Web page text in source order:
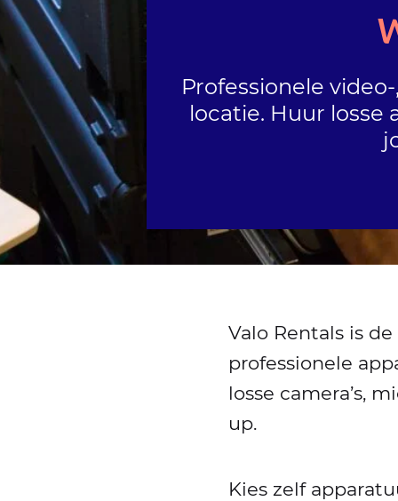
en
events
Professionele
locatie. Huur losse
Valo Rentals is
professionele
losse camera’s,
up.
Kies zelf